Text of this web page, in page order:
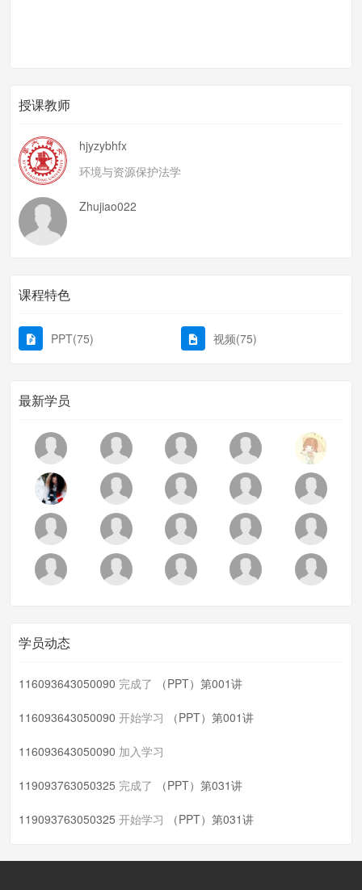
授课教师
hjyzybhfx
环境与资源保护法学
Zhujiao022
课程特色
PPT(75) 视频(75)
最新学员
学员动态
116093643050090 完成了 （PPT）第001讲
116093643050090 开始学习 （PPT）第001讲
116093643050090 加入学习
119093763050325 完成了 （PPT）第031讲
119093763050325 开始学习 （PPT）第031讲